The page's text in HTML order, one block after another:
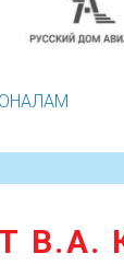
В.А.